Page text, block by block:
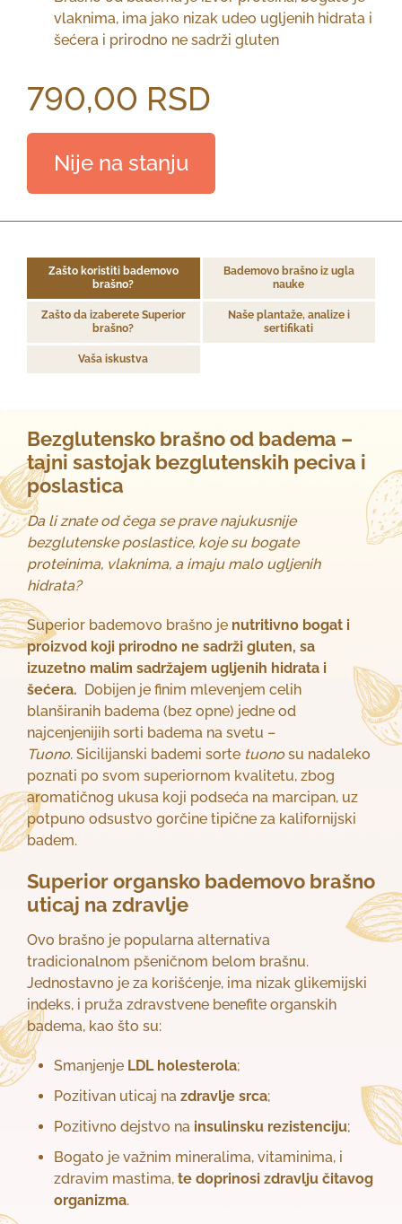
790,00 RSD
vlaknima, ima jako nizak udeo ugljenih hidrata i
šećera i prirodno ne sadrži gluten
Nije na stanju
Zašto koristiti bademovo
brašno?
Bademovo brašno iz ugla
nauke
Zašto da izaberete Superior
brašno?
Naše plantaže, analize i
sertifikati
Vaša iskustva
Bezglutensko brašno od badema –
tajni sastojak bezglutenskih peciva i
poslastica
Da li znate od čega se prave najukusnije
bezglutenske poslastice, koje su bogate
proteinima, vlaknima, a imaju malo ugljenih
hidrata?
Superior bademovo brašno je nutritivno bogat i
proizvod koji prirodno ne sadrži gluten, sa
izuzetno malim sadržajem ugljenih hidrata i
šećera. Dobijen je finim mlevenjem celih
blanširanih badema (bez opne) jedne od
najcenjenijih sorti badema na svetu –
Tuono. Sicilijanski bademi sorte tuonosu nadaleko
poznati po svom superiornom kvalitetu, zbog
aromatičnog ukusa koji podseća na marcipan, uz
potpuno odsustvo gorčine tipične za kalifornijski
badem.
Superior organsko bademovo brašno
uticaj na zdravlje
Ovo brašno je popularna alternativa
tradicionalnom pšeničnom belom brašnu.
Jednostavno je za korišćenje, ima nizak glikemijski
indeks, i pruža zdravstvene benefite organskih
badema, kao što su:
Smanjenje LDL holesterola;
Pozitivan uticaj na zdravlje srca;
Pozitivno dejstvo na insulinsku rezistenciju;
Bogato je važnim mineralima, vitaminima, i
zdravim mastima, te doprinosi zdravlju čitavog
organizma.